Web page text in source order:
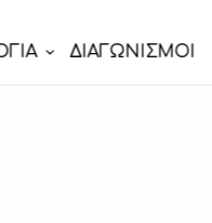
ΔΙΑΓΩΝΙΣΜΟΙ